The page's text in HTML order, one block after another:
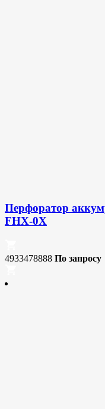
Перфоратор
FHX-0X
4933478888 По запросу